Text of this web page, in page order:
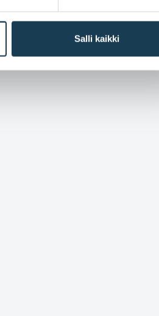
Salli kaikki